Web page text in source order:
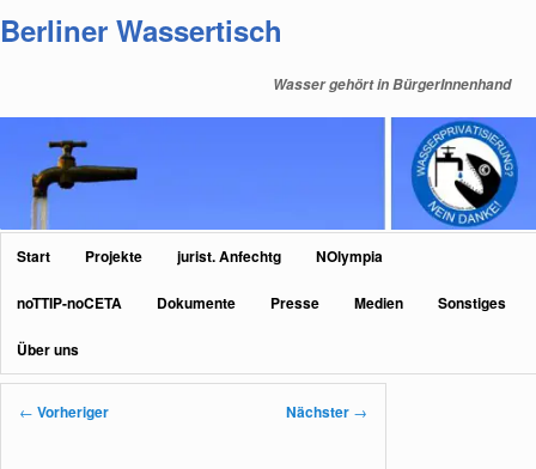
primären
Berliner Wassertisch
Wasser gehört in BürgerInnenhand
Hauptmenü
Start Projekte jurist. Anfechtg NOlympia
noTTIP-noCETA Dokumente Presse Medien Sonstiges
Über uns
Beitragsnavigation
← Vorheriger Nächster →